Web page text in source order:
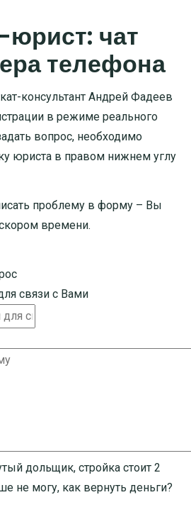
чат
телефона
консультант Андрей Фадеев
в режиме реального
вопрос, необходимо
юриста в правом нижнем углу
проблему в форму – Вы
времени.
связи с Вами
дольщик, стройка стоит 2
не могу, как вернуть деньги?